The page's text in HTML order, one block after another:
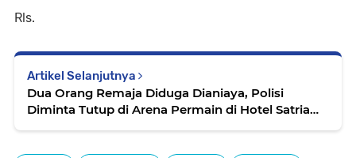
Rls.
Artikel Selanjutnya
Dua Orang Remaja Diduga Dianiaya, Polisi
Diminta Tutup di Arena Permain di Hotel Satria